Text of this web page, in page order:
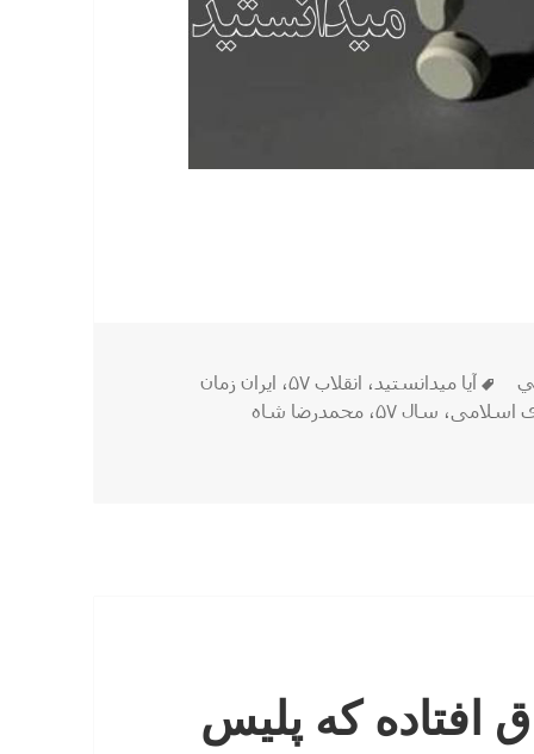
برچسب‌ها
آیا میدانستید ، انقلاب ۵۷ ، ایران زمان
اسلامی، سال ۵۷ ،محمدرضا شاه
افتاده که پلیس